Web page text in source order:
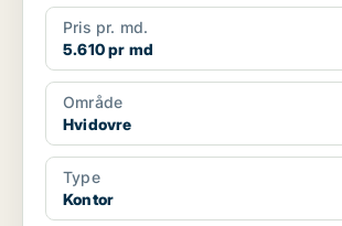
Pris pr. md.
5.610 pr md
Område
Hvidovre
Type
Kontor